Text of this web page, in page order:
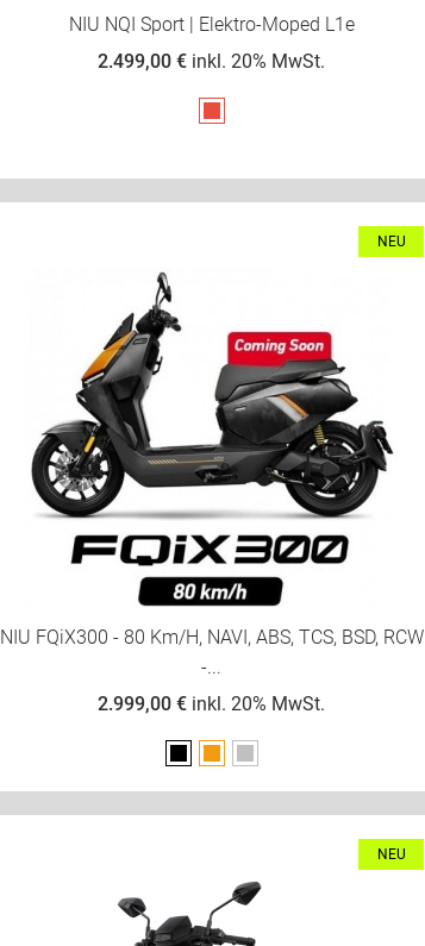
NIU NQI Sport | Elektro-Moped L1e
2.499,00 € inkl. 20% MwSt.
Rot
NEU
NIU FQiX300 - 80 Km/h, NAVI, ABS, TCS, BSD, RCW
-...
2.999,00 € inkl. 20% MwSt.
Schwarz
OrangeSilber
NEU